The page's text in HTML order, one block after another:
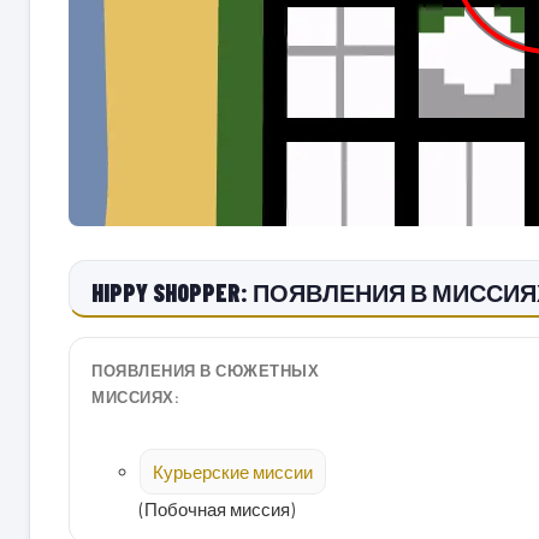
HIPPY SHOPPER: ПОЯВЛЕНИЯ В
ПОЯВЛЕНИЯ В СЮЖЕТНЫХ
МИССИЯХ:
Курьерские миссии
(Побочная миссия)